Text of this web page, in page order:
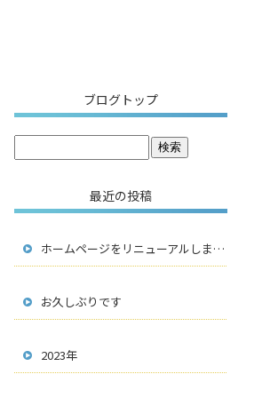
ブログトップ
最近の投稿
ホームページをリニューアルしました！
お久しぶりです
2023年